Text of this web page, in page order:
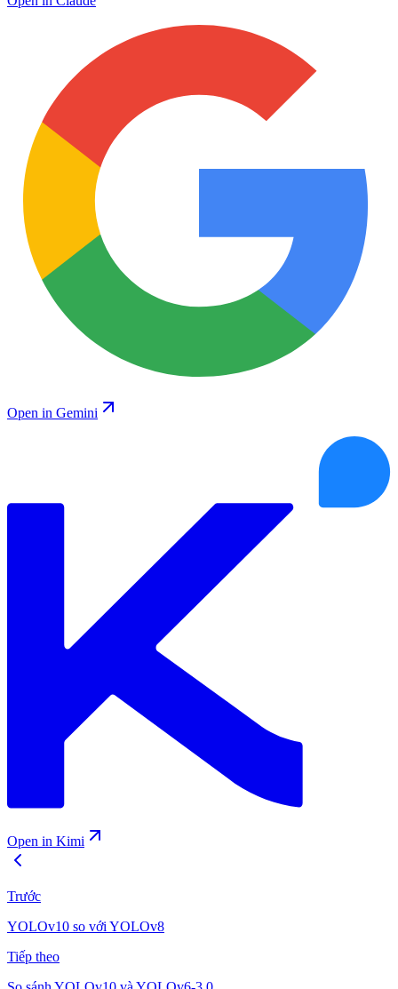
Open in Gemini
Open in Kimi
Trước
YOLOv10 so với YOLOv8
Tiếp theo